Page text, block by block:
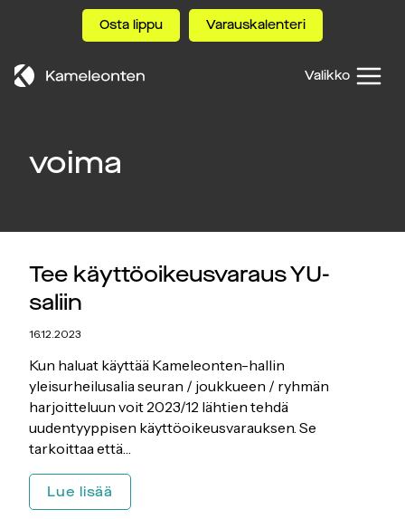
Osta lippu Varauskalenteri
Valikko
voima
Tee käyttöoikeusvaraus YU-
saliin
16.12.2023
Kun haluat käyttää Kameleonten-hallin
yleisurheilusalia seuran / joukkueen / ryhmän
harjoitteluun voit 2023/12 lähtien tehdä
uudentyyppisen käyttöoikeusvarauksen. Se
tarkoittaa että…
Lue lisää
käyttöoikeusvaraus